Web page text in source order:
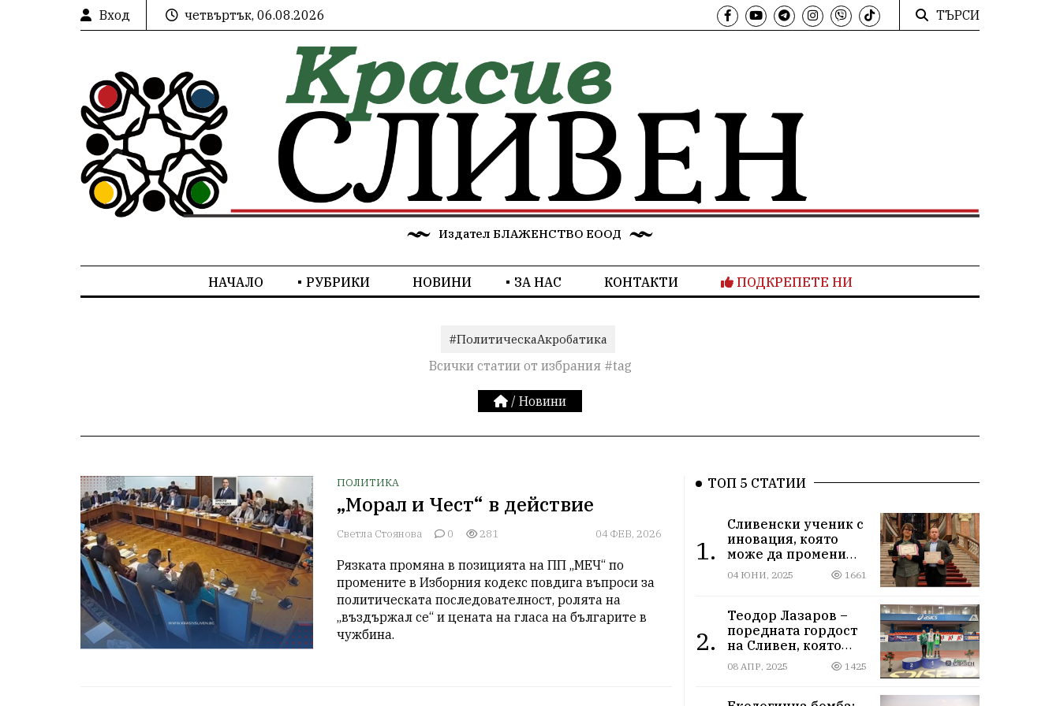
Вход четвъртък, 06.08.2026 ТЪРСИ
Издател БЛАЖЕНСТВО ЕООД
НАЧАЛО РУБРИКИ НОВИНИ ЗА НАС КОНТАКТИ ПОДКРЕПЕТЕ НИ
#ПолитическаАкробатика
Всички статии от избрания #tag
/ Новини
ПОЛИТИКА
„Морал и Чест“ в действие
Светла Стоянова 0 281 04 ФЕВ, 2026
Рязката промяна в позицията на ПП „МЕЧ“ по
промените в Изборния кодекс повдига въпроси за
политическата последователност, ролята на
„въздържал се“ и цената на гласа на българите в
чужбина.
ТОП 5 СТАТИИ
1.
Сливенски ученик с
иновация, която
може да промени
света!
04 ЮНИ, 2025 1661
2.
Теодор Лазаров –
поредната гордост
на Сливен, която
лети към бъдещето
08 АПР, 2025 1425